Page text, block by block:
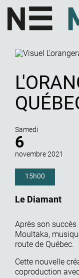
contenu
Samedi
6
novembre 2021
15h00
Le Diamant
Après son succès
Moultaka,
route de Québec.
Cette nouvelle
coproduction